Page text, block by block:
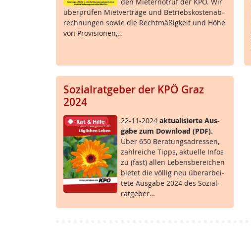
über­prü­fen Miet­ver­trä­ge und Be­triebs­kos­ten­ab­
rech­nun­gen so­wie die Recht­mä­ß­ig­keit und Höhe
von Pro­vi­sio­nen,…
Sozialratgeber der KPÖ Graz
2024
Rat & Hilfe 22-11-2024ak­tua­li­sier­te Aus­
ga­be zum Down­load (PDF).
Über 650 Be­ra­tungsadres­sen,
zahl­rei­che Tipps, ak­tu­el­le In­fos
zu (fast) al­len Le­bens­be­rei­chen
bie­tet die völ­lig neu über­ar­bei­
te­te Aus­ga­be 2024 des So­zial­
rat­ge­ber…